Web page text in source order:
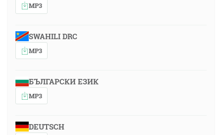
MP3
SWAHILI DRC
MP3
БЪЛГАРСКИ ЕЗИК
MP3
DEUTSCH